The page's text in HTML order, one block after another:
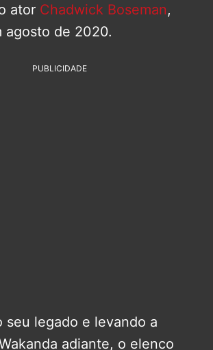
ator Chadwick Boseman,
agosto de 2020.
PUBLICIDADE
seu legado e levando a
adiante, o elenco